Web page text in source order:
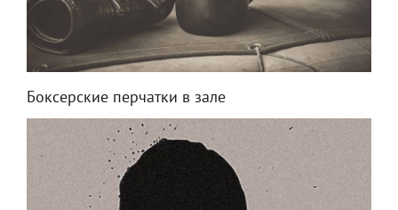
Боксерские перчатки в зале